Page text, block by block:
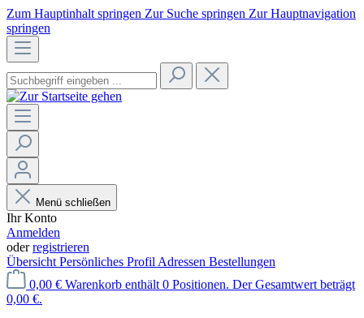
Zum Hauptinhalt springen Zur Suche springen Zur Hauptnavigation
springen
Menü schließen
Ihr Konto
Anmelden
oderregistrieren
Übersicht Persönliches Profil Adressen Bestellungen
0,00 € Warenkorb enthält 0 Positionen. Der Gesamtwert beträgt
0,00 €.